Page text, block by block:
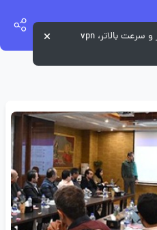
برای تجربه کاربری بهتر و سرعت بالاتر، vpn